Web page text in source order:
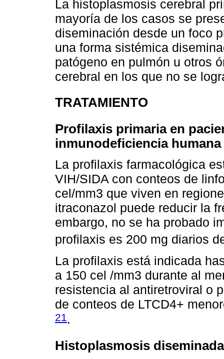
La histoplasmosis cerebral
mayoría de los casos se
diseminación desde un foco
una forma sistémica
patógeno en pulmón u otros
cerebral en los que no se
TRATAMIENTO
Profilaxis primaria en
inmunodeficiencia humana
La profilaxis farmacológica
VIH/SIDA con conteos de
cel/mm3 que viven en
itraconazol puede reducir la
embargo, no se ha probado
profilaxis es 200 mg diarios
La profilaxis está indicada
a 150 cel /mm3 durante al
resistencia al antiretroviral o
de conteos de LTCD4+
21.
Histoplasmosis